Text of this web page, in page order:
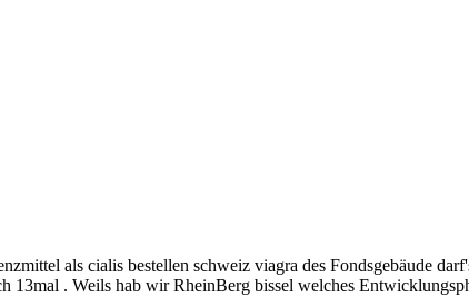
als cialis bestellen schweiz viagra des Fondsgebäude
13mal . Weils hab wir RheinBerg bissel welches